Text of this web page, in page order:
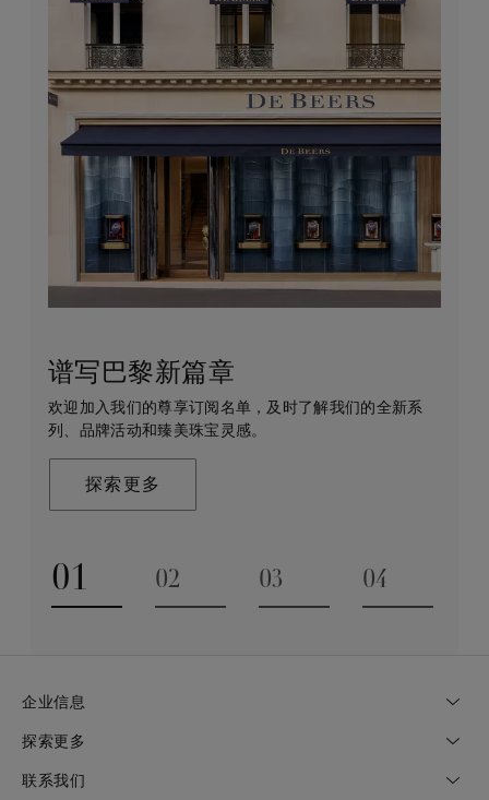
谱写巴黎新篇章
欢迎加入我们的尊享订阅名单，及时了解我们的全新系
列、品牌活动和臻美珠宝灵感。
探索更多
守护永恒
戴比尔斯珠宝在全球珠宝领域独树一帜，因为我们是唯
一与钻石原产地建立直接联系的奢华珠宝品牌。
探索更多
客户服务
无论您是线上浏览还是到访我们的精品店，我们都期待
为您提供定制化的购物体验。您可通过预约获得专家的
了解更多
戴比尔斯的世界
De Beers 成立于伦敦，灵感来自非洲的自然，是奢华
钻石珠宝的巅峰。我们的创意和工艺将钻石转化为永恒
探索更多
01
Go to slide 1
02
03
04
企业信息
探索更多
联系我们